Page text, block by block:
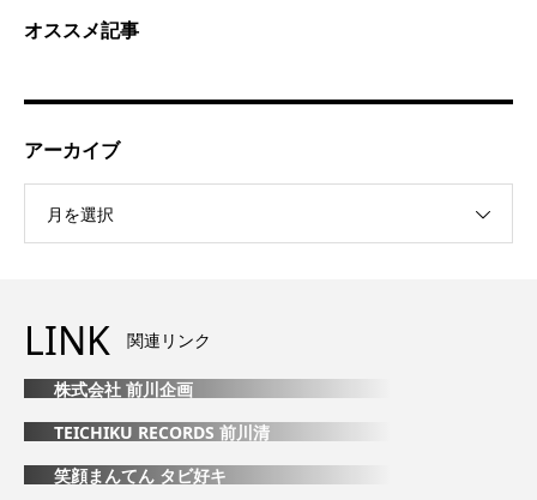
オススメ記事
アーカイブ
月を選択
LINK 関連リンク
株式会社 前川企画
TEICHIKU RECORDS 前川清
笑顔まんてん タビ好キ